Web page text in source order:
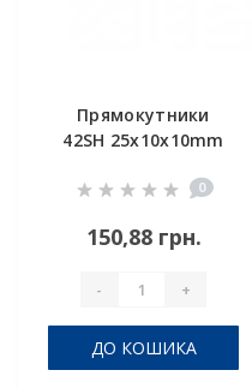
Прямокутники
42SH 25x10x10mm
0
150,88 грн.
- +
ДО КОШИКА